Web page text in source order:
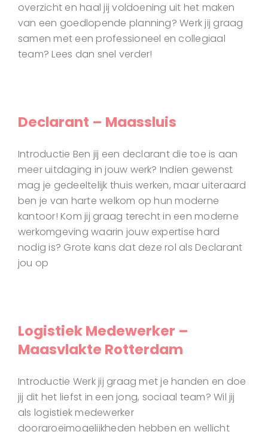
overzicht en haal jij voldoening uit het maken
van een goedlopende planning? Werk jij graag
samen met een professioneel en collegiaal
team? Lees dan snel verder!
Declarant – Maassluis
Introductie Ben jij een declarant die toe is aan
meer uitdaging in jouw werk? Indien gewenst
mag je gedeeltelijk thuis werken, maar uiteraard
ben je van harte welkom op hun moderne
kantoor! Kom jij graag terecht in een moderne
werkomgeving waarin jouw expertise hard
nodig is? Grote kans dat deze rol als Declarant
jou op
Logistiek Medewerker –
Maasvlakte Rotterdam
Introductie Werk jij graag met je handen en doe
jij dit het liefst in een jong, sociaal team? Wil jij
als logistiek medewerker
doorgroeimogelijkheden hebben en wellicht